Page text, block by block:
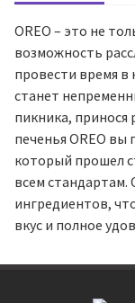
OREO – это не
возможность
провести время в
станет
пикника,
печенья OREO вы
который прошел
всем стандартам.
ингредиентов,
вкус и полное